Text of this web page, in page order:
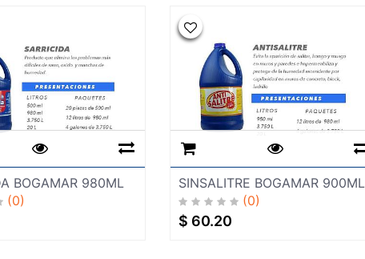
BOGAMAR 980ML
(0)
SINSALITRE BOGAMAR 900ML
(0)
$ 60.20